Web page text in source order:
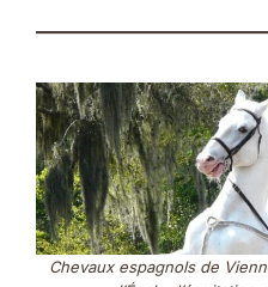
Chevaux espagnols de